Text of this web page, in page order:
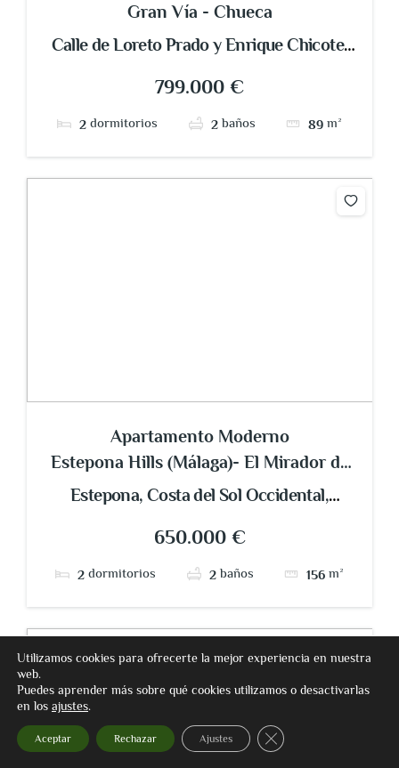
Gran Vía - Chueca
Calle de Loreto Prado y Enrique Chicote,
de Madrid, 28004, España
799.000 €
2dormitorios 2baños 89 m²
Apartamento Moderno
Estepona Hills (Málaga)- El Mirador de
Estepona
Estepona, Costa del Sol Occidental,
650.000 €
2dormitorios 2baños 156 m²
Utilizamos cookies para ofrecerte la mejor experiencia en nuestra
web.
Puedes aprender más sobre qué cookies utilizamos o desactivarlas
en los ajustes.
Aceptar Rechazar Ajustes Cerrar el banner de